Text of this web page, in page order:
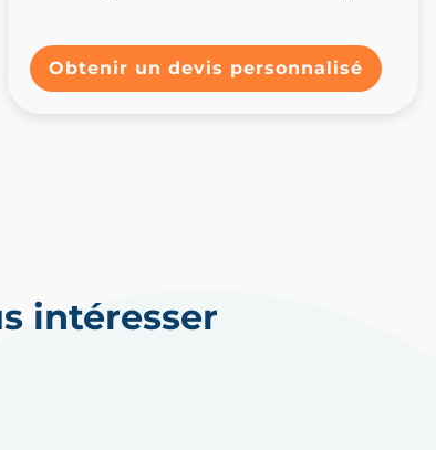
Obtenir un devis personnalisé
intéresser